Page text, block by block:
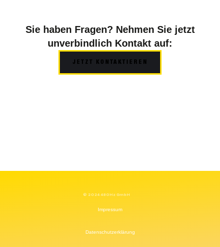
Sie haben Fragen? Nehmen Sie jetzt
unverbindlich Kontakt auf:
JETZT KONTAKTIEREN
© 2024 480Hz GmbH
Impressum
Datenschutzerklärung